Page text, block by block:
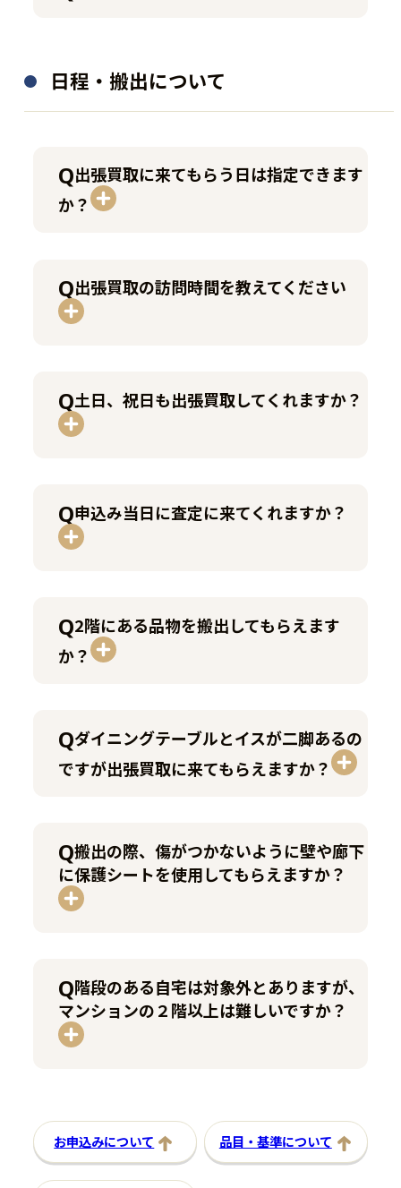
日程・搬出について
出張買取に来てもらう日は指定できます
か？
出張買取の訪問時間を教えてください
土日、祝日も出張買取してくれますか？
申込み当日に査定に来てくれますか？
2階にある品物を搬出してもらえます
か？
ダイニングテーブルとイスが二脚あるの
ですが出張買取に来てもらえますか？
搬出の際、傷がつかないように壁や廊下
に保護シートを使用してもらえますか？
階段のある自宅は対象外とありますが、
マンションの２階以上は難しいですか？
お申込みについて 品目・基準について